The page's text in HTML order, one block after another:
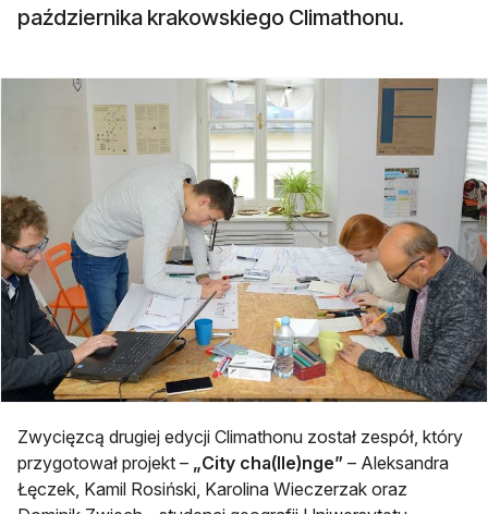
października krakowskiego Climathonu.
Zwycięzcą drugiej edycji Climathonu został zespół, który
przygotował projekt – „City cha(lle)nge” – Aleksandra
Łęczek, Kamil Rosiński, Karolina Wieczerzak oraz